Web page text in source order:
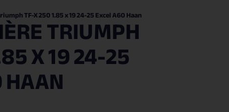
TF-X 250 1.85 x 19 24-25 Excel A60 Haan
TRIUMPH
X 19 24-25